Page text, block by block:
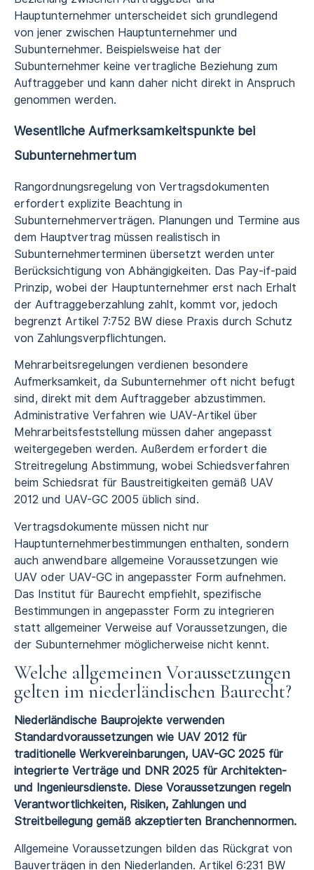
Hauptunternehmer unterscheidet sich grundlegend
von jener zwischen Hauptunternehmer und
Subunternehmer. Beispielsweise hat der
Subunternehmer keine vertragliche Beziehung zum
Auftraggeber und kann daher nicht direkt in Anspruch
genommen werden.
Wesentliche Aufmerksamkeitspunkte bei
Subunternehmertum
Rangordnungsregelung von Vertragsdokumenten
erfordert explizite Beachtung in
Subunternehmerverträgen. Planungen und Termine aus
dem Hauptvertrag müssen realistisch in
Subunternehmerterminen übersetzt werden unter
Berücksichtigung von Abhängigkeiten. Das Pay-if-paid
Prinzip, wobei der Hauptunternehmer erst nach Erhalt
der Auftraggeberzahlung zahlt, kommt vor, jedoch
begrenzt Artikel 7:752 BW diese Praxis durch Schutz
von Zahlungsverpflichtungen.
Mehrarbeitsregelungen verdienen besondere
Aufmerksamkeit, da Subunternehmer oft nicht befugt
sind, direkt mit dem Auftraggeber abzustimmen.
Administrative Verfahren wie UAV-Artikel über
Mehrarbeitsfeststellung müssen daher angepasst
weitergegeben werden. Außerdem erfordert die
Streitregelung Abstimmung, wobei Schiedsverfahren
beim Schiedsrat für Baustreitigkeiten gemäß UAV
2012 und UAV-GC 2005 üblich sind.
Vertragsdokumente müssen nicht nur
Hauptunternehmerbestimmungen enthalten, sondern
auch anwendbare allgemeine Voraussetzungen wie
UAV oder UAV-GC in angepasster Form aufnehmen.
Das Institut für Baurecht empfiehlt, spezifische
Bestimmungen in angepasster Form zu integrieren
statt allgemeiner Verweise auf Voraussetzungen, die
der Subunternehmer möglicherweise nicht kennt.
Welche allgemeinen Voraussetzungen
gelten im niederländischen Baurecht?
Niederländische Bauprojekte verwenden
Standardvoraussetzungen wie UAV 2012 für
traditionelle Werkvereinbarungen, UAV-GC 2025 für
integrierte Verträge und DNR 2025 für Architekten-
und Ingenieursdienste. Diese Voraussetzungen regeln
Verantwortlichkeiten, Risiken, Zahlungen und
Streitbeilegung gemäß akzeptierten Branchennormen.
Allgemeine Voraussetzungen bilden das Rückgrat von
Bauverträgen in den Niederlanden. Artikel 6:231 BW